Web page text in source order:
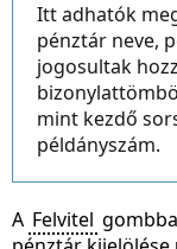
Itt adhatók
pénztár neve,
jogosultak
mint kezdő
példányszám.
A Felvitel